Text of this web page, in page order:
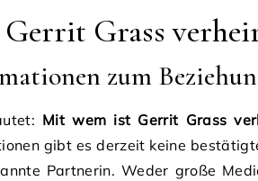
Grass
zum
Mit wem ist Gerrit Grass
gibt es derzeit keine
Partnerin. Weder große